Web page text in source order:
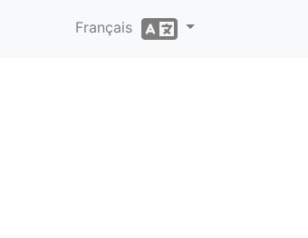
Français